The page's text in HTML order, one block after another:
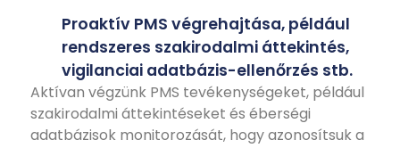
Proaktív PMS végrehajtása, például
rendszeres szakirodalmi áttekintés,
vigilanciai adatbázis-ellenőrzés stb.
Aktívan végzünk PMS tevékenységeket, például
szakirodalmi áttekintéseket és éberségi
adatbázisok monitorozását, hogy azonosítsuk a